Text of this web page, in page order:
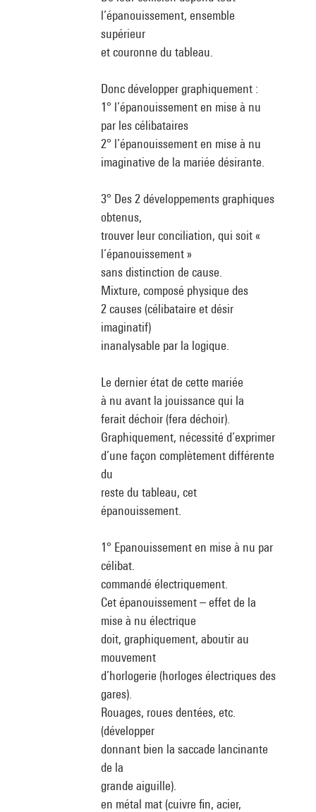
l’épanouissement, ensemble
supérieur
et couronne du tableau.
Donc développer graphiquement :
1° l’épanouissement en mise à nu
par les célibataires
2° l’épanouissement en mise à nu
imaginative de la mariée désirante.
3° Des 2 développements graphiques
obtenus,
trouver leur conciliation, qui soit «
l’épanouissement »
sans distinction de cause.
Mixture, composé physique des
2 causes (célibataire et désir
imaginatif)
inanalysable par la logique.
Le dernier état de cette mariée
à nu avant la jouissance qui la
ferait déchoir (fera déchoir).
Graphiquement, nécessité d’exprimer
d’une façon complètement différente
du
reste du tableau, cet
épanouissement.
1° Epanouissement en mise à nu par
célibat.
commandé électriquement.
Cet épanouissement – effet de la
mise à nu électrique
doit, graphiquement, aboutir au
mouvement
d’horlogerie (horloges électriques des
gares).
Rouages, roues dentées, etc.
(développer
donnant bien la saccade lancinante
de la
grande aiguille).
en métal mat (cuivre fin, acier,